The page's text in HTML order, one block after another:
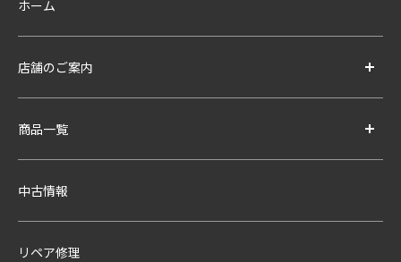
ホーム
店舗のご案内
商品一覧
中古情報
リペア修理